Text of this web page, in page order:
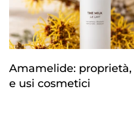
Amamelide:
e usi cosmetici